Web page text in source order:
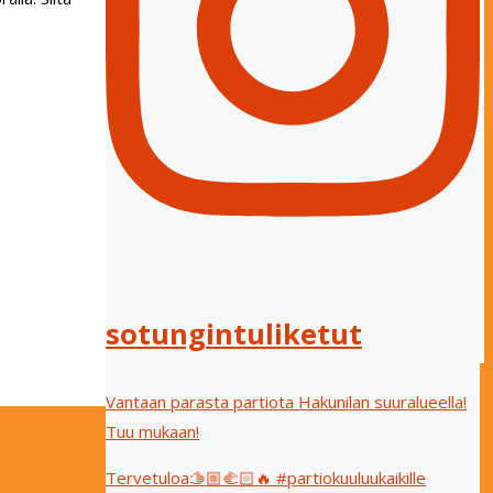
sotungintuliketut
Vantaan parasta partiota Hakunilan suuralueella!
Tuu mukaan!
Tervetuloa🫱🏼‍🫲🏻🔥 #partiokuuluukaikille